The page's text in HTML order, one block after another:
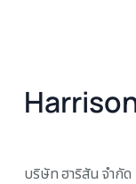
บริษัท ฮาริสัน จำกั